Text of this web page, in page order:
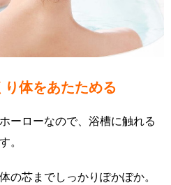
体をあたためる
ーローなので、浴槽に触れる
。
の芯までしっかりぽかぽか。